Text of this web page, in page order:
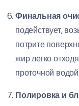
Финальная
подействует,
потрите
жир легко
проточной водой.
Полировка и